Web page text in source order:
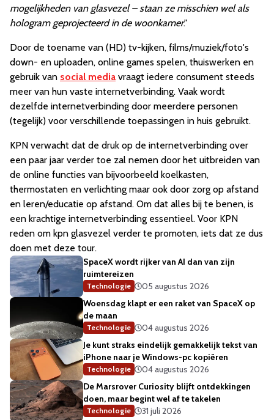
mogelijkheden van glasvezel – staan ze misschien wel als
hologram geprojecteerd in de woonkamer."
Door de toename van (HD) tv-kijken, films/muziek/foto's
down- en uploaden, online games spelen, thuiswerken en
gebruik van social media vraagt iedere consument steeds
meer van hun vaste internetverbinding. Vaak wordt
dezelfde internetverbinding door meerdere personen
(tegelijk) voor verschillende toepassingen in huis gebruikt.
KPN verwacht dat de druk op de internetverbinding over
een paar jaar verder toe zal nemen door het uitbreiden van
de online functies van bijvoorbeeld koelkasten,
thermostaten en verlichting maar ook door zorg op afstand
en leren/educatie op afstand. Om dat alles bij te benen, is
een krachtige internetverbinding essentieel. Voor KPN
reden om kpn glasvezel verder te promoten, iets dat ze dus
doen met deze tour.
SpaceX wordt rijker van AI dan van zijn
ruimtereizen
Technologie
05 augustus 2026
Woensdag klapt er een raket van SpaceX op
de maan
Technologie
04 augustus 2026
Je kunt straks eindelijk gemakkelijk tekst van
iPhone naar je Windows-pc kopiëren
Technologie
04 augustus 2026
De Marsrover Curiosity blijft ontdekkingen
doen, maar begint wel af te takelen
Technologie 31 juli 2026